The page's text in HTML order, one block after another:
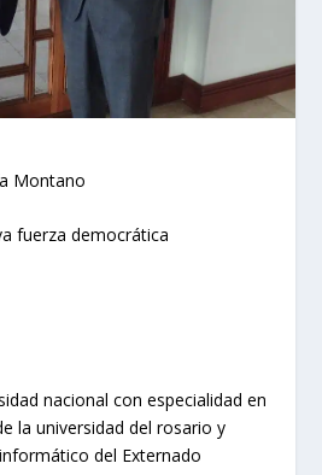
Montano
fuerza democrática
nacional con especialidad en
la universidad del rosario y
del Externado